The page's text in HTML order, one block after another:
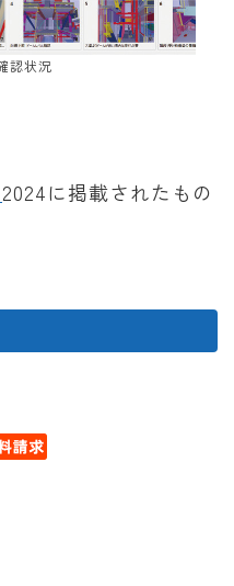
認状況
2024に掲載されたもの